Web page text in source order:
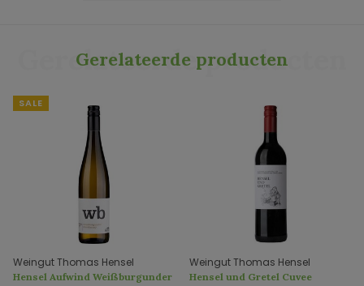
Gerelateerde producten
Gerelateerde producten
SALE
Weingut Thomas Hensel
Hensel Aufwind Weißburgunder
Weingut Thomas Hensel
Hensel und Gretel Cuvee